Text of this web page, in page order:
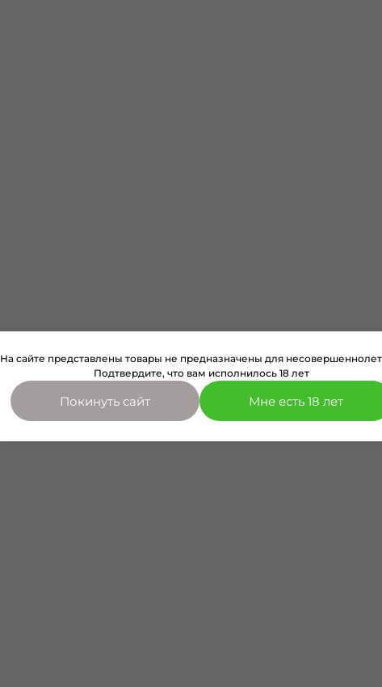
На сайте представлены товары не предназначены для
Подтвердите, что вам исполнилось 18 лет
Покинуть сайт Мне есть 18 лет